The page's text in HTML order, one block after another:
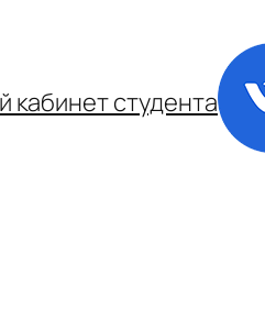
кабинет студента